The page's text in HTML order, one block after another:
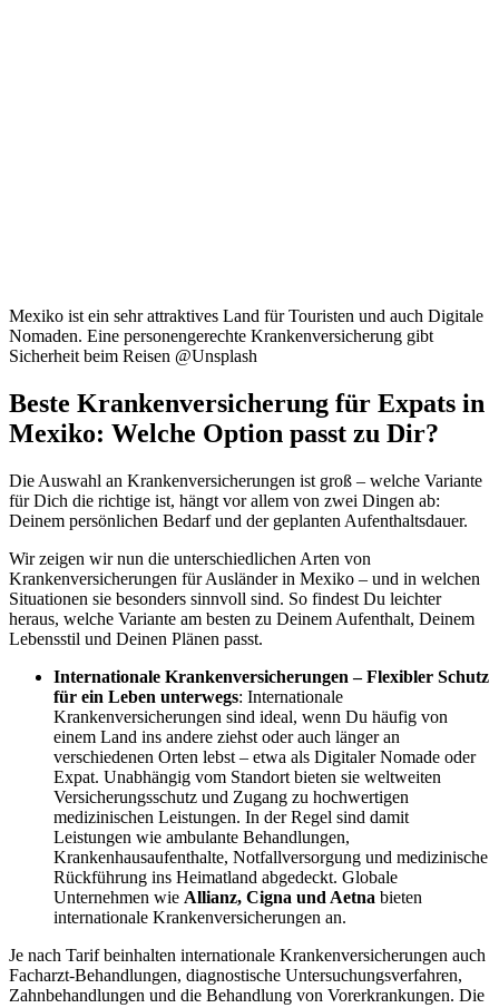
Mexiko ist ein sehr attraktives Land für Touristen und auch Digitale
Nomaden. Eine personengerechte Krankenversicherung gibt
Sicherheit beim Reisen @Unsplash
Beste Krankenversicherung für Expats in
Mexiko: Welche Option passt zu Dir?
Die Auswahl an Krankenversicherungen ist groß – welche Variante
für Dich die richtige ist, hängt vor allem von zwei Dingen ab:
Deinem persönlichen Bedarf und der geplanten Aufenthaltsdauer.
Wir zeigen wir nun die unterschiedlichen Arten von
Krankenversicherungen für Ausländer in Mexiko – und in welchen
Situationen sie besonders sinnvoll sind. So findest Du leichter
heraus, welche Variante am besten zu Deinem Aufenthalt, Deinem
Lebensstil und Deinen Plänen passt.
Internationale Krankenversicherungen – Flexibler Schutz
für ein Leben unterwegs: Internationale
Krankenversicherungen sind ideal, wenn Du häufig von
einem Land ins andere ziehst oder auch länger an
verschiedenen Orten lebst – etwa als Digitaler Nomade oder
Expat. Unabhängig vom Standort bieten sie weltweiten
Versicherungsschutz und Zugang zu hochwertigen
medizinischen Leistungen. In der Regel sind damit
Leistungen wie ambulante Behandlungen,
Krankenhausaufenthalte, Notfallversorgung und medizinische
Rückführung ins Heimatland abgedeckt. Globale
Unternehmen wie Allianz, Cigna und Aetna bieten
internationale Krankenversicherungen an.
Je nach Tarif beinhalten internationale Krankenversicherungen auch
Facharzt-Behandlungen, diagnostische Untersuchungsverfahren,
Zahnbehandlungen und die Behandlung von Vorerkrankungen. Die